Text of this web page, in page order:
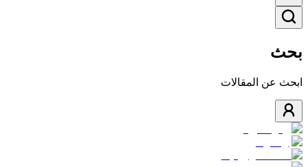
بحث
ابحث عن المقالات